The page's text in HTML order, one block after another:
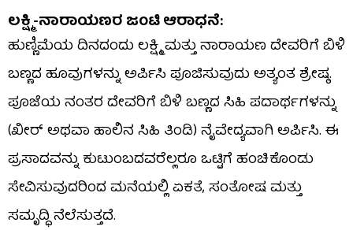
ಲಕ್ಷ್ಮಿ-ನಾರಾಯಣರ ಜಂಟಿ ಆರಾಧನೆ:
ಹುಣ್ಣಿಮೆಯ ದಿನದಂದು ಲಕ್ಷ್ಮಿ ಮತ್ತು ನಾರಾಯಣ ದೇವರಿಗೆ ಬಿಳಿ
ಬಣ್ಣದ ಹೂವುಗಳನ್ನು ಅರ್ಪಿಸಿ ಪೂಜಿಸುವುದು ಅತ್ಯಂತ ಶ್ರೇಷ್ಠ.
ಪೂಜೆಯ ನಂತರ ದೇವರಿಗೆ ಬಿಳಿ ಬಣ್ಣದ ಸಿಹಿ ಪದಾರ್ಥಗಳನ್ನು
(ಖೀರ್ ಅಥವಾ ಹಾಲಿನ ಸಿಹಿ ತಿಂಡಿ) ನೈವೇದ್ಯವಾಗಿ ಅರ್ಪಿಸಿ. ಈ
ಪ್ರಸಾದವನ್ನು ಕುಟುಂಬದವರೆಲ್ಲರೂ ಒಟ್ಟಿಗೆ ಹಂಚಿಕೊಂಡು
ಸೇವಿಸುವುದರಿಂದ ಮನೆಯಲ್ಲಿ ಏಕತೆ, ಸಂತೋಷ ಮತ್ತು
ಸಮೃದ್ಧಿ ನೆಲೆಸುತ್ತದೆ.